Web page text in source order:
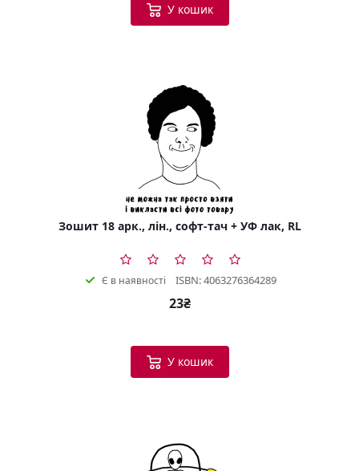
У кошик
Зошит 18 арк., лін., софт-тач + УФ лак, RL
Є в наявності ISBN: 4063276364289
23₴
У кошик